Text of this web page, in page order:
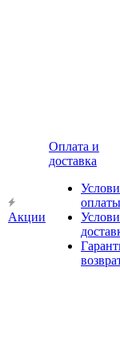
Акции
Оплата и
доставка
оплаты